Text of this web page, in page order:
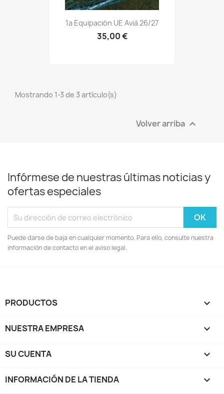
1a Equipación UE Avià 26/27
35,00 €
Mostrando 1-3 de 3 artículo(s)
Volver arriba 
Infórmese de nuestras últimas noticias y
ofertas especiales
Puede darse de baja en cualquier momento. Para ello, consulte nuestra
información de contacto en el aviso legal.
PRODUCTOS 
NUESTRA EMPRESA 
SU CUENTA 
INFORMACIÓN DE LA TIENDA keyboard_arrow_down